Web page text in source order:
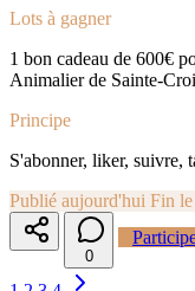
Lots à gagner
1 bon cadeau de 600€
Animalier de Sainte-
Principe
S'abonner, liker, suivre,
Publié aujourd'hui Fin
0